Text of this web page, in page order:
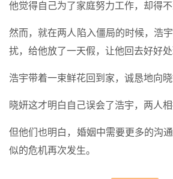
他觉得自己为了家庭努力工作，却得不
然而，就在两人陷入僵局的时候，浩
扰，给他放了一天假，让他回去好好处
浩宇带着一束鲜花回到家，诚恳地向晓
晓妍这才明白自己误会了浩宇，两人
但他们也明白，婚姻中需要更多的沟
似的危机再次发生。